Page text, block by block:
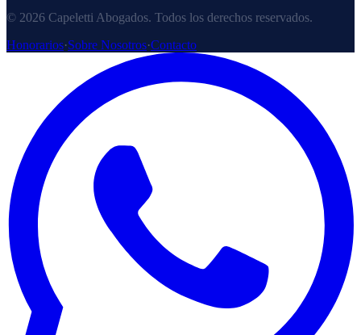
© 2026 Capeletti Abogados. Todos los derechos reservados.
Honorarios·Sobre Nosotros·Contacto